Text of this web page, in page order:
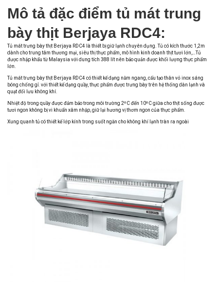
Mô tả đặc điểm tủ mát trung
bày thịt Berjaya RDC4:
Tủ mát trưng bày thịt Berjaya RDC4 là thiết bị giữ lạnh chuyên dụng. Tủ có kích thước 1,2m
dành cho trung tâm thương mại, siêu thị thực phẩm, mô hình kinh doanh thịt tươi lớn,…Tủ
được nhập khẩu từ Malaysia với dung tích 388 lít nên bảo quản được khối lượng thực phẩm
lớn.
Tủ mát trưng bày thịt Berjaya RDC4 có thiết kế dạng nằm ngang, cấu tạo thân vỏ inox sáng
bóng chống gỉ. với thiết kế dạng quầy, thực phẩm được trưng bày trên hệ thống dàn lạnh và
quạt đối lưu không khí.
Nhiệt độ trong quầy được đảm bảo trong môi trường 2ºC đến 10ºC giữa cho thịt sống được
tươi ngon không bị vi khuẩn xâm nhập, giữ lại hương vị thơm ngon của thực phẩm.
Xung quanh tủ có thiết kế lớp kính trong suốt ngăn cho không khí lạnh tràn ra ngoài